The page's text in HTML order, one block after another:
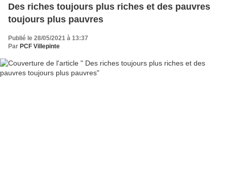
Des riches toujours plus riches et des pauvres
toujours plus pauvres
Publié le 28/05/2021 à 13:37
Par PCF Villepinte